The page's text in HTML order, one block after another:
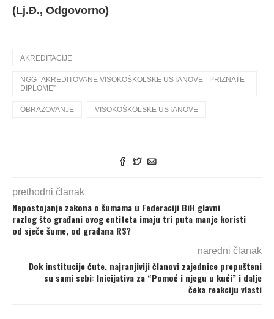
(Lj.Đ., Odgovorno)
AKREDITACIJE
NGG “AKREDITOVANE VISOKOŠKOLSKE USTANOVE - PRIZNATE
DIPLOME”
OBRAZOVANJE VISOKOŠKOLSKE USTANOVE
prethodni članak
Nepostojanje zakona o šumama u Federaciji BiH glavni
razlog što građani ovog entiteta imaju tri puta manje koristi
od sječe šume, od građana RS?
naredni članak
Dok institucije ćute, najranjiviji članovi zajednice prepušteni
su sami sebi: Inicijativa za “Pomoć i njegu u kući” i dalje
čeka reakciju vlasti